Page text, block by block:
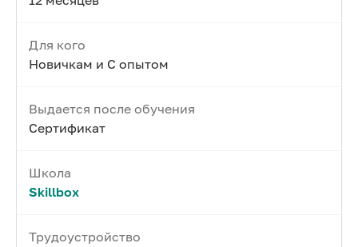
Для кого
Новичкам и С опытом
Выдается после обучения
Сертификат
Школа
Skillbox
Трудоустройство